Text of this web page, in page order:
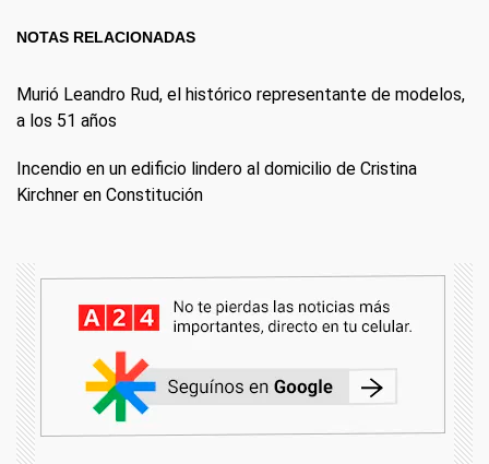
NOTAS RELACIONADAS
Murió Leandro Rud, el histórico representante de modelos,
a los 51 años
Incendio en un edificio lindero al domicilio de Cristina
Kirchner en Constitución